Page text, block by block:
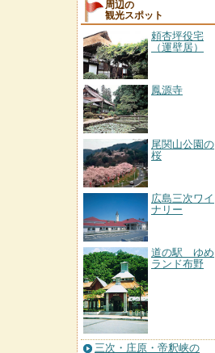
周辺の
観光スポット
頼杏坪役宅
（運壁居）
鳳源寺
尾関山公園の
桜
広島三次ワイ
ナリー
道の駅 ゆめ
ランド布野
三次・庄原・帝釈峡の